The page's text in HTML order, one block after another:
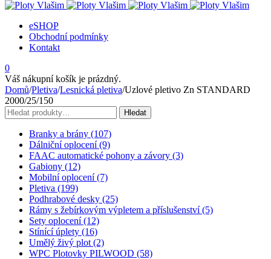
eSHOP
Obchodní podmínky
Kontakt
0
Váš nákupní košík je prázdný.
Domů/Pletiva/Lesnická pletiva/Uzlové pletivo Zn STANDARD
2000/25/150
Hledat:
Hledat
Branky a brány (107)
Dálniční oplocení (9)
FAAC automatické pohony a závory (3)
Gabiony (12)
Mobilní oplocení (7)
Pletiva (199)
Podhrabové desky (25)
Rámy s žebírkovým výpletem a příslušenství (5)
Sety oplocení (12)
Stínící úplety (16)
Umělý živý plot (2)
WPC Plotovky PILWOOD (58)